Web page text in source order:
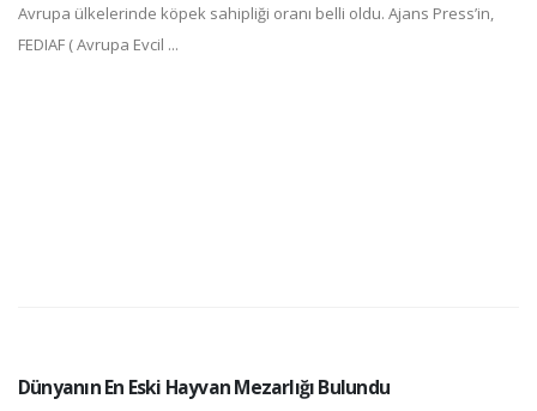
Avrupa ülkelerinde köpek sahipliği oranı belli oldu. Ajans Press’in,
FEDIAF ( Avrupa Evcil ...
Dünyanın En Eski Hayvan Mezarlığı Bulundu